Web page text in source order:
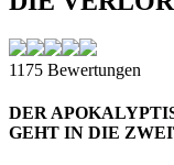
1175 Bewertungen
DER
GEHT IN DIE